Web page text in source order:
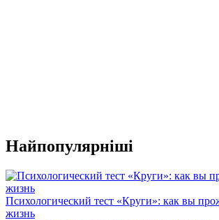
Найпопулярніші
Психологический тест «Круги»: как вы
жизнь